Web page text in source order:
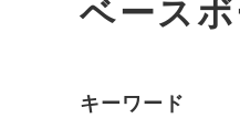
ベース
キーワード